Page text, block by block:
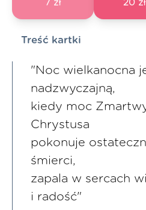
7 zł 20 zł
Treść kartki
"Noc wielkanocna
nadzwyczajną,
kiedy moc
Chrystusa
pokonuje
śmierci,
zapala w sercach
i radość"